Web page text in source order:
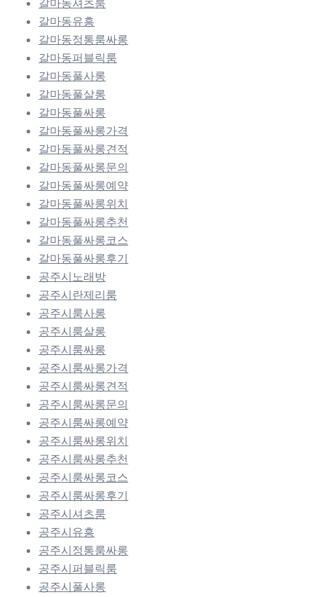
갈마동셔츠룸
갈마동유흥
갈마동정통룸싸롱
갈마동퍼블릭룸
갈마동풀사롱
갈마동풀살롱
갈마동풀싸롱
갈마동풀싸롱가격
갈마동풀싸롱견적
갈마동풀싸롱문의
갈마동풀싸롱예약
갈마동풀싸롱위치
갈마동풀싸롱추천
갈마동풀싸롱코스
갈마동풀싸롱후기
공주시노래방
공주시란제리룸
공주시룸사롱
공주시룸살롱
공주시룸싸롱
공주시룸싸롱가격
공주시룸싸롱견적
공주시룸싸롱문의
공주시룸싸롱예약
공주시룸싸롱위치
공주시룸싸롱추천
공주시룸싸롱코스
공주시룸싸롱후기
공주시셔츠룸
공주시유흥
공주시정통룸싸롱
공주시퍼블릭룸
공주시풀사롱